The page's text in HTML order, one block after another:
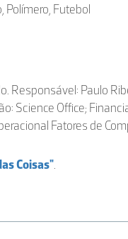
Polímero, Futebol
Responsável: Paulo
Science Office;
Fatores de
Coisas".